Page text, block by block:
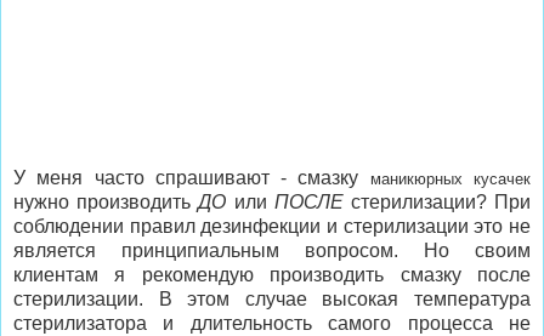
У меня часто спрашивают - смазку маникюрных кусачек
нужно производитьДО или ПОСЛЕстерилизации? При
соблюдении правил дезинфекции и стерилизации это не
является принципиальным вопросом. Но своим
клиентам я рекомендую производить смазку после
стерилизации. В этом случае высокая температура
стерилизатора и длительность самого процесса не